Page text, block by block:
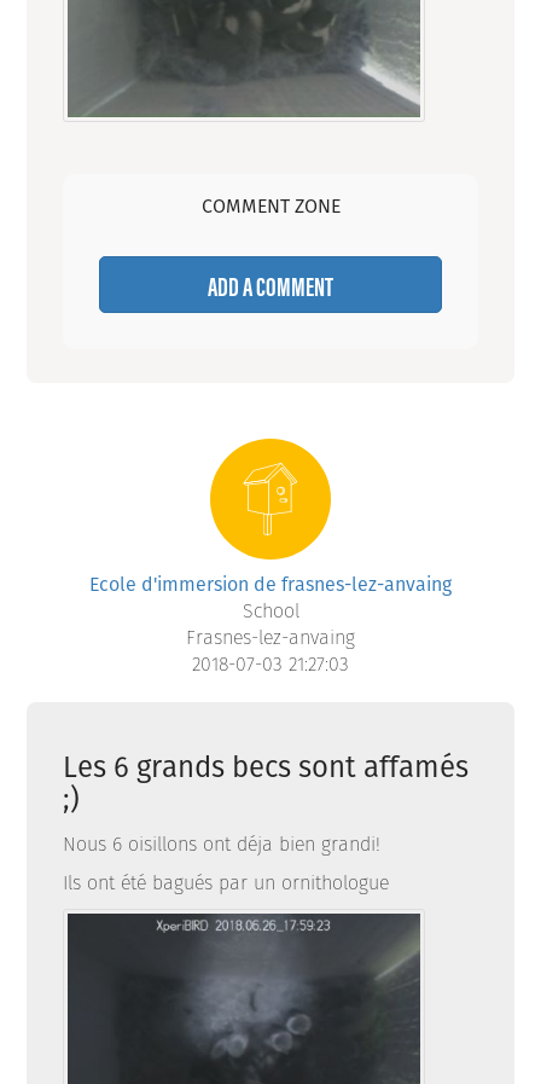
COMMENT ZONE
ADD A COMMENT
Ecole d'immersion de frasnes-lez-anvaing
School
Frasnes-lez-anvaing
2018-07-03 21:27:03
Les 6 grands becs sont affamés
;)
Nous 6 oisillons ont déja bien grandi!
Ils ont été bagués par un ornithologue